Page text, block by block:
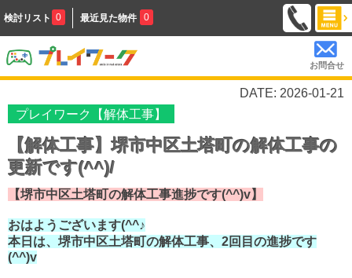
検討リスト 0 最近見た物件 0
お問合せ
DATE: 2026-01-21
プレイワーク【解体工事】
【解体工事】堺市中区土塔町の解体工事の
更新です(^^)/
【堺市中区土塔町の解体工事進捗です(^^)v】
おはようございます(^^♪
本日は、堺市中区土塔町の解体工事、2回目の進捗です
(^^)v